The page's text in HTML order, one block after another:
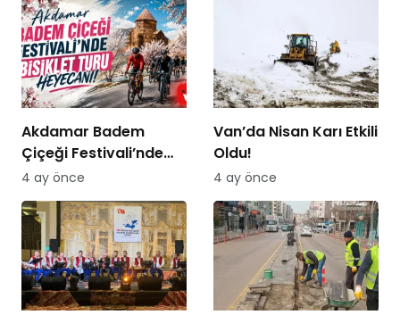
Akdamar Badem
Çiçeği Festivali’nde
Bisiklet Turu Heyecanı
4 ay önce
Van’da Nisan Karı Etkili
Oldu!
4 ay önce